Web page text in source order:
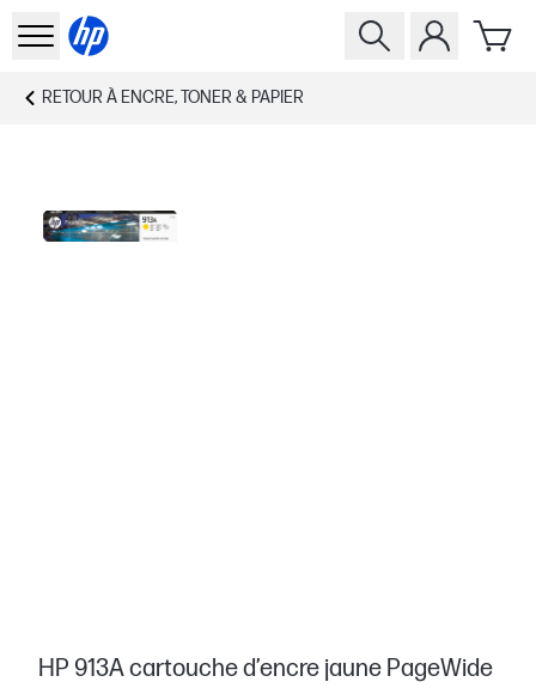
RETOUR À ENCRE, TONER & PAPIER
HP 913A cartouche d’encre jaune PageWide